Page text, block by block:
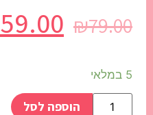
₪79.00
59.00
5 במלאי
הוספה לסל